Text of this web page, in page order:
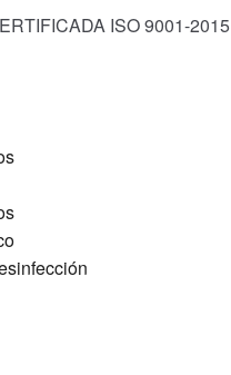
ISO 9001-2015